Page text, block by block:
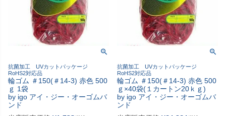
抗菌加工 UVカットパッケージ
RoHS2対応品
輪ゴム ＃150(＃14-3) 赤色 500
ｇ 1袋
by igo アイ・ジー・オーゴムバ
ンド
抗菌加工 UVカットパッケージ
RoHS2対応品
輪ゴム ＃150(＃14-3) 赤色 500
ｇ×40袋(１カートン20ｋｇ)
by igo アイ・ジー・オーゴムバ
ンド